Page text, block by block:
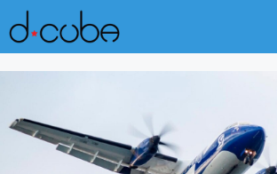
Skip
to
content